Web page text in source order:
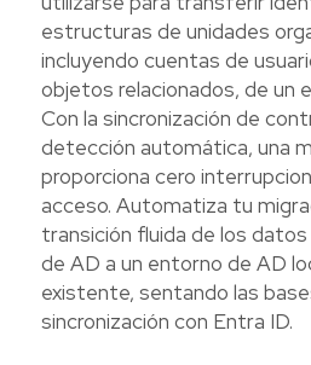
estructuras de unidades
incluyendo cuentas de
objetos relacionados, de un
Con la sincronización de
detección automática, una
proporciona cero
acceso. Automatiza tu
transición fluida de los
de AD a un entorno de AD
existente, sentando las
sincronización con Entra ID.